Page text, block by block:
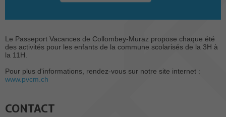
Le Passeport Vacances de Collombey-Muraz propose chaque été
des activités pour les enfants de la commune scolarisés de la 3H à
la 11H.
Pour plus d'informations, rendez-vous sur notre site internet :
www.pvcm.ch
CONTACT